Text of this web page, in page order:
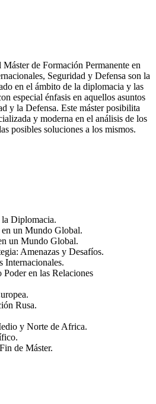
de Formación Permanente en
Seguridad y Defensa son la
en el ámbito de la diplomacia y las
especial énfasis en aquellos asuntos
y la Defensa. Este máster posibilita
y moderna en el análisis de los
posibles soluciones a los mismos.
Diplomacia.
un Mundo Global.
un Mundo Global.
Amenazas y Desafíos.
Internacionales.
en las Relaciones
Rusa.
y Norte de Africa.
de Máster.